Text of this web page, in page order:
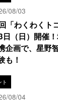
08/03
「わくわくト
日（日）開催
企画で、星野
も！
ト
08/04